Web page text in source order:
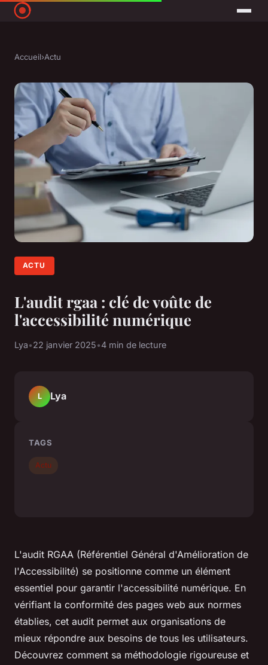
Accueil›Actu
ACTU
L'audit rgaa : clé de voûte de
l'accessibilité numérique
Lya•22 janvier 2025•4 min de lecture
L'audit RGAA (Référentiel Général d'Amélioration de
l'Accessibilité) se positionne comme un élément
essentiel pour garantir l'accessibilité numérique. En
vérifiant la conformité des pages web aux normes
établies, cet audit permet aux organisations de
mieux répondre aux besoins de tous les utilisateurs.
Découvrez comment sa méthodologie rigoureuse et
L Lya
TAGS
Actu